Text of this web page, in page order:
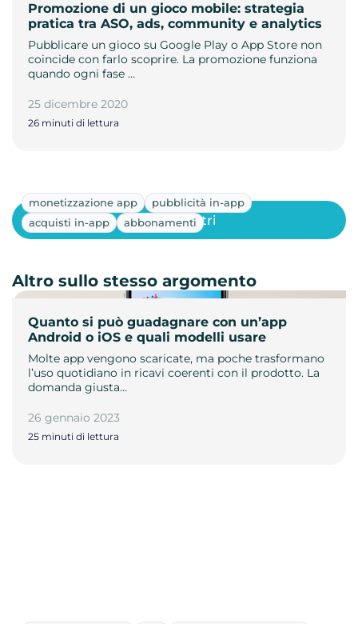
Promozione di un gioco mobile: strategia
pratica tra ASO, ads, community e analytics
Pubblicare un gioco su Google Play o App Store non
coincide con farlo scoprire. La promozione funziona
quando ogni fase …
25 dicembre 2020
26 minuti di lettura
monetizzazione app
pubblicità in-app
acquisti in-app
abbonamenti
Quanto si può guadagnare con un’app
Android o iOS e quali modelli usare
Molte app vengono scaricate, ma poche trasformano
l’uso quotidiano in ricavi coerenti con il prodotto. La
domanda giusta…
26 gennaio 2023
25 minuti di lettura
Mostra altri
Altro sullo stesso argomento